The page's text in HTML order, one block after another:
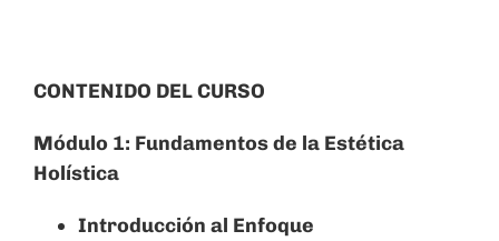
CONTENIDO DEL CURSO
Módulo 1: Fundamentos de la Estética
Holística
Introducción al Enfoque